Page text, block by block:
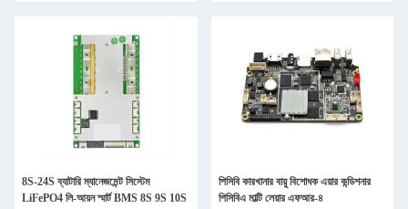
8S-24S ব্যাটারি ম্যানেজমেন্ট সিস্টেম
LiFePO4 লি-আয়ন স্মার্ট BMS 8S 9S 10S
পিসিবি কারখানার বায়ু বিশোধক এয়ার কন্ডিশনার
পিসিবিএ মাল্টি লেয়ার এফআর-৪